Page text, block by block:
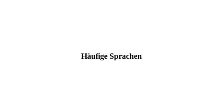
Häufige Sprachen